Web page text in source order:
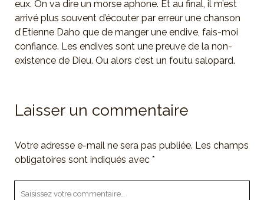
eux. On va dire un morse aphone. Et au final, il m’est
arrivé plus souvent d’écouter par erreur une chanson
d’Etienne Daho que de manger une endive, fais-moi
confiance. Les endives sont une preuve de la non-
existence de Dieu. Ou alors c’est un foutu salopard.
Laisser un commentaire
Votre adresse e-mail ne sera pas publiée. Les champs
obligatoires sont indiqués avec *